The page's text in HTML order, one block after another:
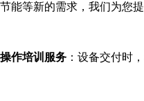
节能等新的需求，我们为您
操作培训服务 ：设备交付时